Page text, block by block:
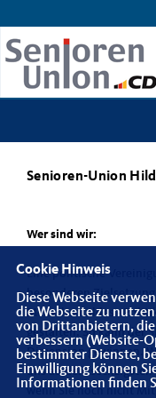
Senioren-Union
Wer sind wir:
Eine politische
besonderen
Menschenbildes -
gestalten. So kann der
Dimension gewinnen.
uns ab dem
wenn Sie noch nicht
Cookie Hinweis
Diese Webseite
die Webseite zu
von Drittanbietern, die
verbessern (Website-
bestimmter Dienste,
Einwilligung können
Informationen finden